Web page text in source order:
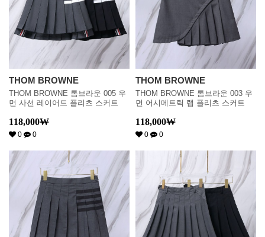
THOM BROWNE
THOM BROWNE 톰브라운 005 우
먼 사선 레이어드 플리츠 스커트
118,000₩
0 0
THOM BROWNE
THOM BROWNE 톰브라운 003 우
먼 어시메트릭 랩 플리츠 스커트
118,000₩
0 0